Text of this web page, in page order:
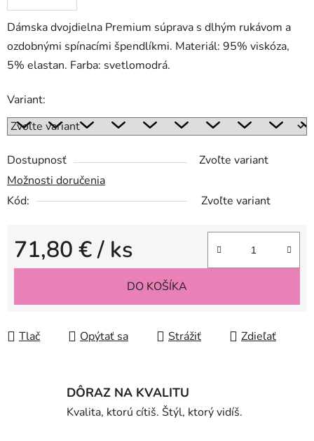
Dámska dvojdielna Premium súprava s dlhým rukávom a
ozdobnými spínacími špendlíkmi. Materiál: 95% viskóza,
5% elastan. Farba: svetlomodrá.
Variant:
Dostupnosť
Zvoľte variant
Možnosti doručenia
Kód:
Zvoľte variant
71,80 €/ ks
Jednotková cena:
DO KOŠÍKA
Tlač Opýtať sa Strážiť Zdieľať
DÔRAZ NA KVALITU
Kvalita, ktorú cítiš. Štýl, ktorý vidíš.